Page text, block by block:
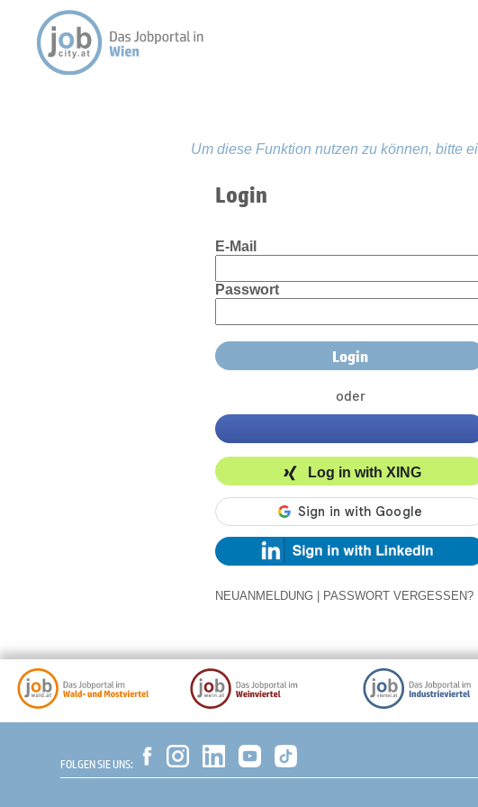
Um diese Funktion nutzen zu können, bitte
Login
E-Mail
Passwort
oder
Log in with XING
NEUANMELDUNG PASSWORT VERGESSEN?
FOLGEN SIE UNS: